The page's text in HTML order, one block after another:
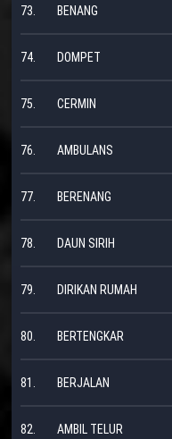
73. BENANG
74. DOMPET
75. CERMIN
76. AMBULANS
77. BERENANG
78. DAUN SIRIH
79. DIRIKAN RUMAH
80. BERTENGKAR
81. BERJALAN
82. AMBIL TELUR